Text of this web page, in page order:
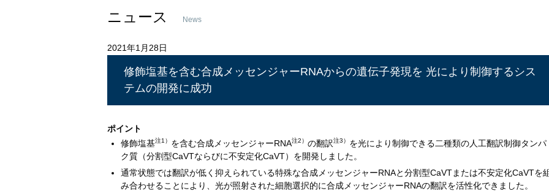
ニュース News
2021年1月28日
修飾塩基を含む合成メッセンジャーRNAからの遺伝子発現を 光により制御するシス
テムの開発に成功
ポイント
修飾塩基注1） を含む合成メッセンジャーRNA注2） の翻訳注3） を光により制御できる二種類の人工翻訳制御タンパ
ク質（分割型CaVTならびに不安定化CaVT）を開発しました。
通常状態では翻訳が低く抑えられている特殊な合成メッセンジャーRNAと分割型CaVTまたは不安定化CaVTを
み合わせることにより、光が照射された細胞選択的に合成メッセンジャーRNAの翻訳を活性化できました。